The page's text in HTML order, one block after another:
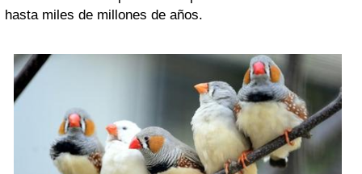
hasta miles de millones de años.